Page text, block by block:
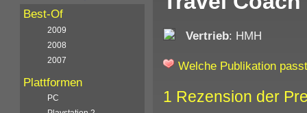
Vertrieb: HMH
Welche Publikation
1 Rezension der
Best-Of
2009
2008
2007
Plattformen
PC